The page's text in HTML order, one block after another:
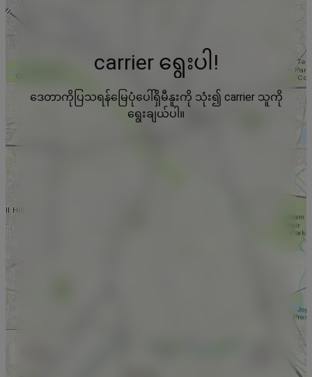
carrier ရွေးပါ!
ဒေတာကိုပြသရန်မြေပုံပေါ်ရှိမီနူးကို သုံး၍ carrier သူကို
ရွေးချယ်ပါ။